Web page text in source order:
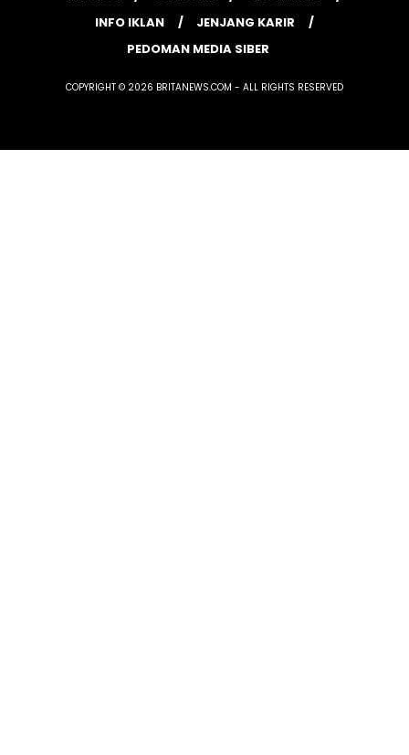
INFO IKLAN
JENJANG KARIR
PEDOMAN MEDIA SIBER
COPYRIGHT © 2026 BRITANEWS.COM - ALL RIGHTS RESERVED